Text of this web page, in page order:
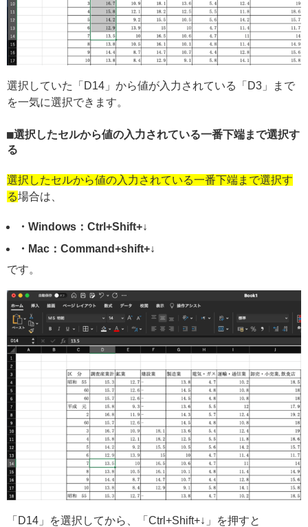
選択していた「D14」から値が入力されている「D3」まで
を一気に選択できます。
選択したセルから値の入力されている一番下端まで選択す
る
選択したセルから値の入力されている一番下端まで選択す
る場合は、
・Windows：Ctrl+Shift+↓
・Mac：Command+shift+↓
です。
「D14」を選択してから、「Ctrl+Shift+↓」を押すと